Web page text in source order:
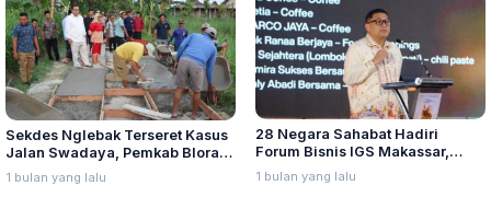
Sekdes Nglebak Terseret Kasus
Jalan Swadaya, Pemkab Blora
Sebut Pendampingan Hukum
Bukan Kewenangannya
1 bulan yang lalu
28 Negara Sahabat Hadiri
Forum Bisnis IGS Makassar,
Munafri Tawarkan Investasi
Stadion Untia
1 bulan yang lalu